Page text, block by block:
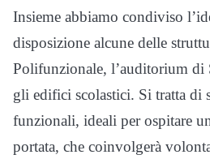
Insieme abbiamo condiviso
disposizione alcune delle
Polifunzionale, l’auditorium di
gli edifici scolastici. Si tratta di
funzionali, ideali per ospitare
portata, che coinvolgerà